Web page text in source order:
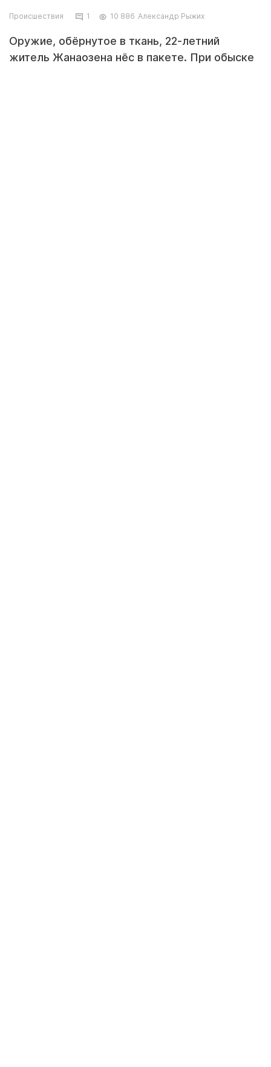
Происшествия 1 10 886 Александр Рыжих
Оружие, обёрнутое в ткань, 22-летний
житель Жанаозена нёс в пакете. При обыске